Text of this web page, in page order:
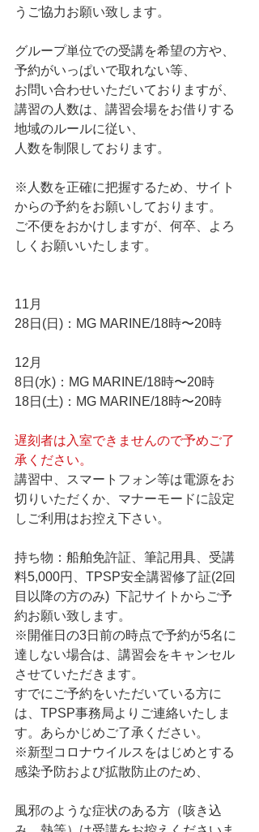
うご協力お願い致します。
グループ単位での受講を希望の方や、
予約がいっぱいで取れない等、
お問い合わせいただいておりますが、
講習の人数は、講習会場をお借りする
地域のルールに従い、
人数を制限しております。
※人数を正確に把握するため、サイト
からの予約をお願いしております。
ご不便をおかけしますが、何卒、よろ
しくお願いいたします。
11月
28日(日)：MG MARINE/18時〜20時
12月
8日(水)：MG MARINE/18時〜20時
18日(土)：MG MARINE/18時〜20時
遅刻者は入室できませんので予めご了
承ください。
講習中、スマートフォン等は電源をお
切りいただくか、マナーモードに設定
しご利用はお控え下さい。
持ち物：船舶免許証、筆記用具、受講
料5,000円、TPSP安全講習修了証(2回
目以降の方のみ)  下記サイトからご予
約お願い致します。
※開催日の3日前の時点で予約が5名に
達しない場合は、講習会をキャンセル
させていただきます。
すでにご予約をいただいている方に
は、TPSP事務局よりご連絡いたしま
す。あらかじめご了承ください。
※新型コロナウイルスをはじめとする
感染予防および拡散防止のため、
風邪のような症状のある方（咳き込